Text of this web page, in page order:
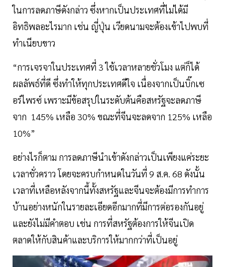
ในการลดภาษีดังกล่าว ซึ่งหากเป็นประเทศที่ไม่ได้มี
อิทธิพลอะไรมาก เช่น ญี่ปุ่น เวียดนามจะต้องเข้าไปพบที่
ทำเนียบขาว
“การเจรจาในประเทศที่ 3 ใช้เวลาหลายชั่วโมง แต่ก็ได้
ผลลัพธ์ที่ดี ซึ่งทำให้ทุกประเทศดีใจ เนื่องจากเป็นบิ๊กเซ
อร์ไพรซ์ เพราะมีข้อสรุปในระดับต้นคือสหรัฐจะลดภาษี
จาก 145% เหลือ 30% ขณะที่จีนจะลดจาก 125% เหลือ
10%”
อย่างไรก็ตาม การลดภาษีนำเข้าดังกล่าวเป็นเพียงแค่ระยะ
เวลาชั่วคราว โดยจะครบกำหนดในวันที่ 9 ส.ค. 68 ดังนั้น
เวลาที่เหลือหลังจากนี้ทั้งสหรัฐและจีนจะต้องมีการทำการ
บ้านอย่างหนักในรายละเอียดอีกมากที่มีการต่อรองกันอยู่
และยังไม่มีคำตอบ เช่น การที่สหรัฐต้องการให้จีนเปิด
ตลาดให้กับสินค้าและบริการให้มากกว่าที่เป็นอยู่